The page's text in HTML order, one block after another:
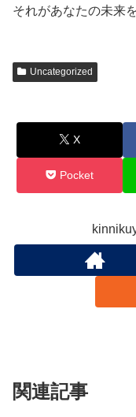
それがあなたの未来
Uncategorized
X
Pocket
関連記事